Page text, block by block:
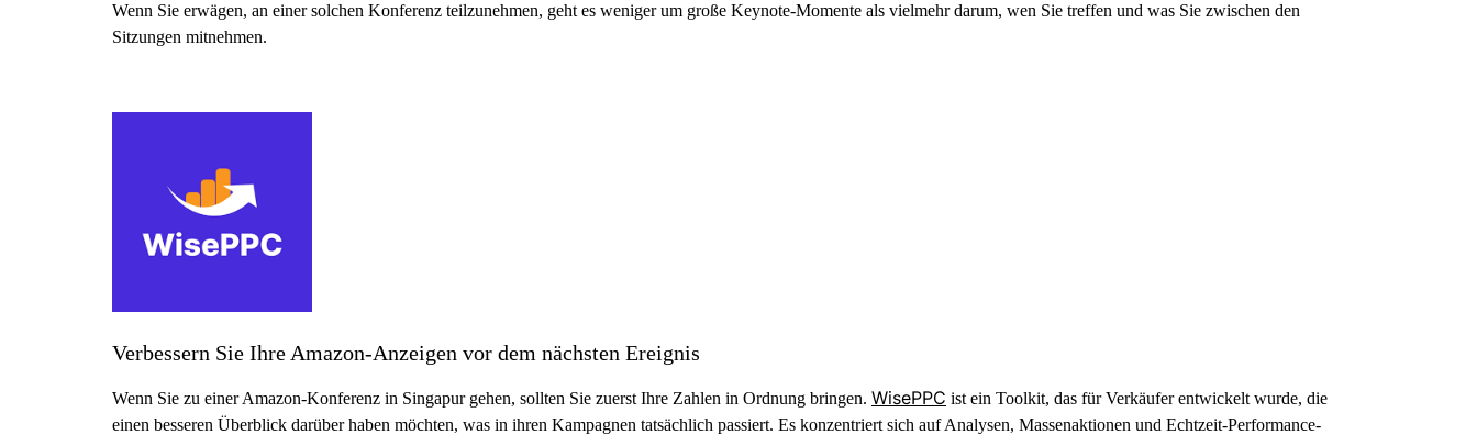
Wenn Sie erwägen, an einer solchen Konferenz teilzunehmen, geht es weniger um große Keynote-Momente als vielmehr darum, wen Sie treffen und was Sie zwischen den
Sitzungen mitnehmen.
Verbessern Sie Ihre Amazon-Anzeigen vor dem nächsten Ereignis
Wenn Sie zu einer Amazon-Konferenz in Singapur gehen, sollten Sie zuerst Ihre Zahlen in Ordnung bringen. WisePPC ist ein Toolkit, das für Verkäufer entwickelt wurde, die
einen besseren Überblick darüber haben möchten, was in ihren Kampagnen tatsächlich passiert. Es konzentriert sich auf Analysen, Massenaktionen und Echtzeit-Performance-